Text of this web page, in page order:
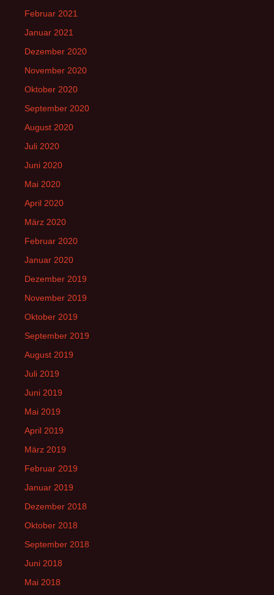
Februar 2021
Januar 2021
Dezember 2020
November 2020
Oktober 2020
September 2020
August 2020
Juli 2020
Juni 2020
Mai 2020
April 2020
März 2020
Februar 2020
Januar 2020
Dezember 2019
November 2019
Oktober 2019
September 2019
August 2019
Juli 2019
Juni 2019
Mai 2019
April 2019
März 2019
Februar 2019
Januar 2019
Dezember 2018
Oktober 2018
September 2018
Juni 2018
Mai 2018